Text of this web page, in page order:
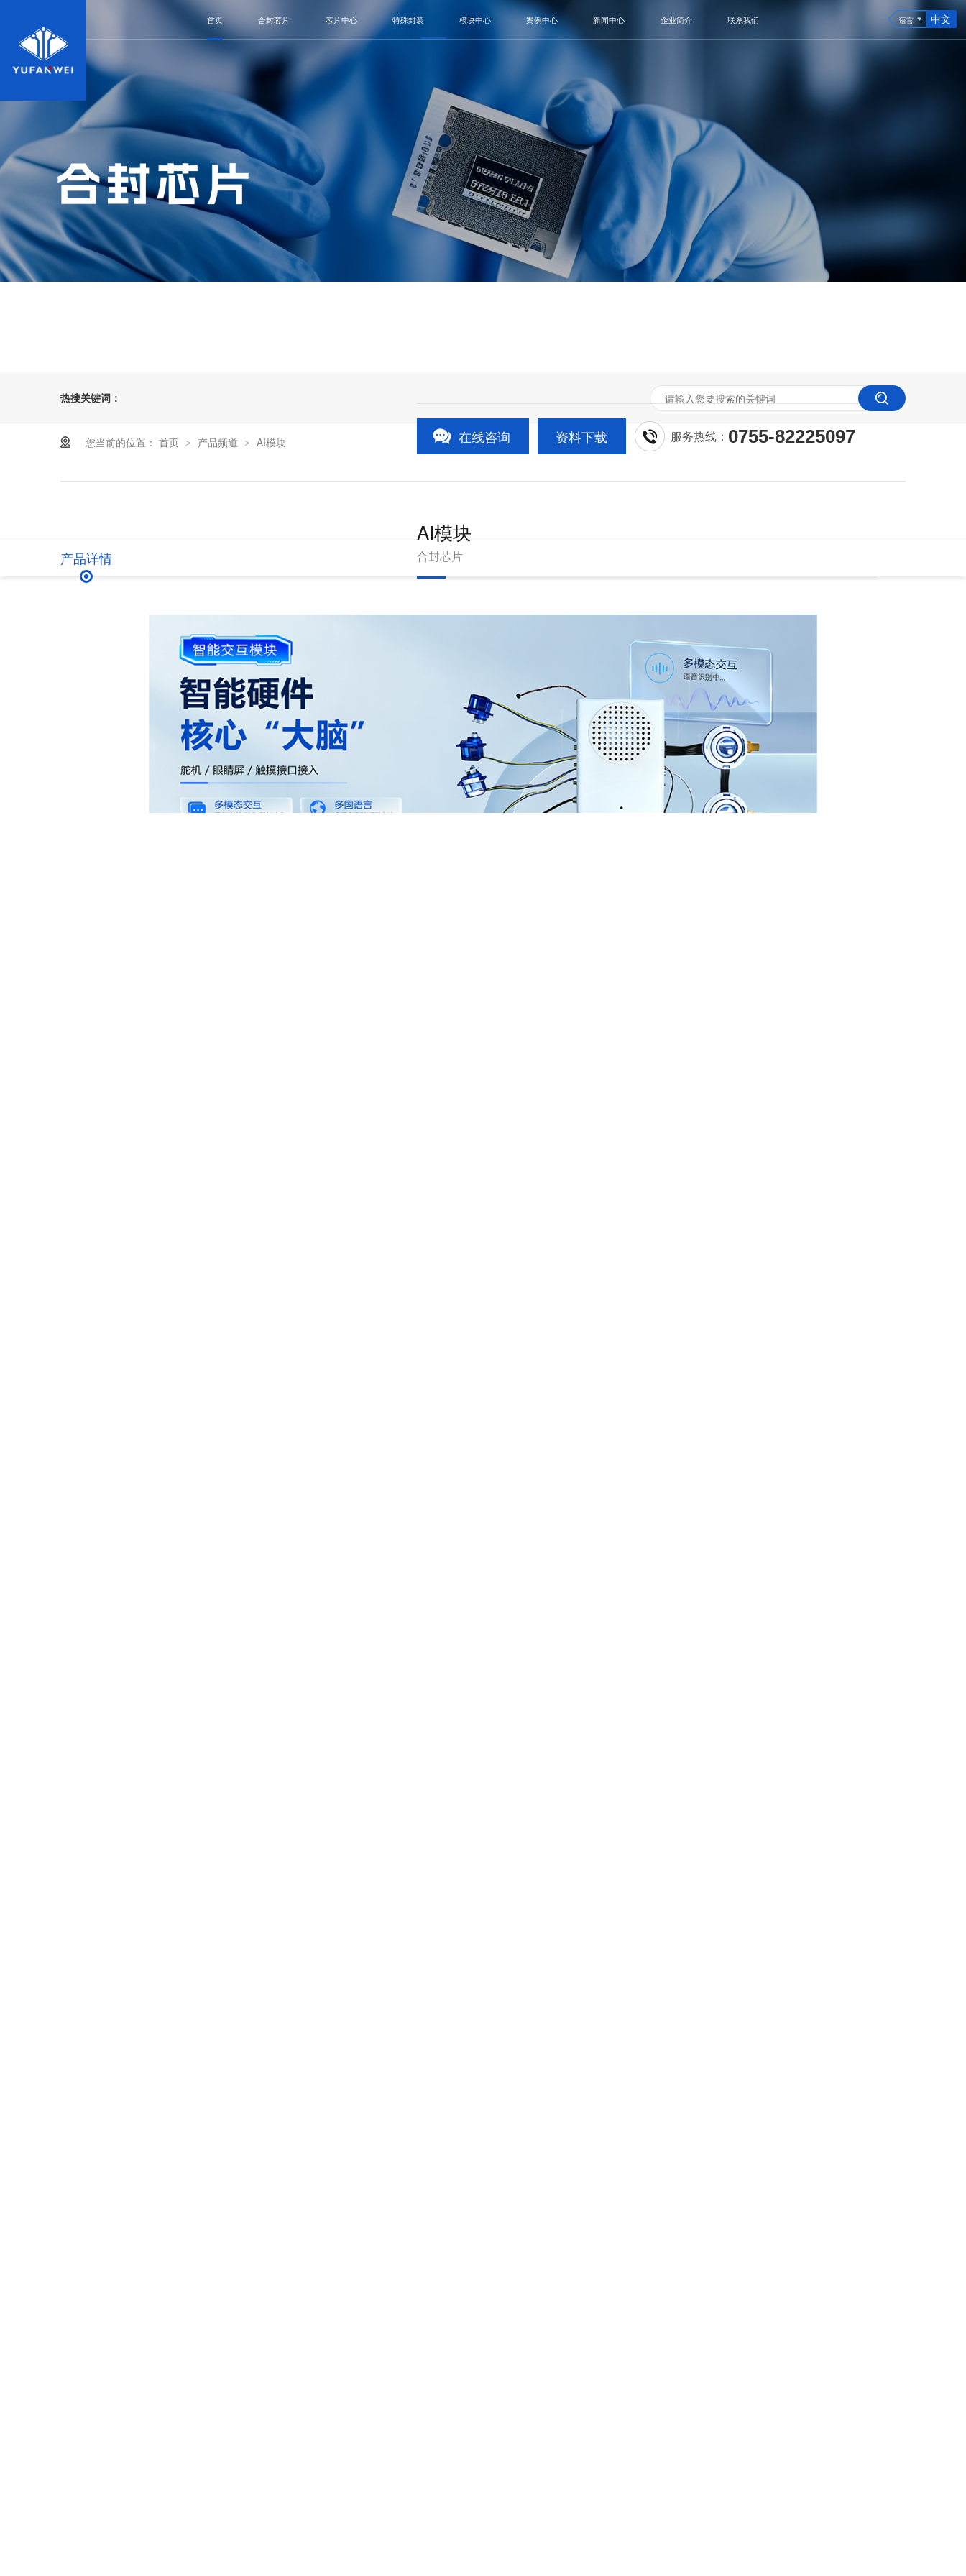
语言 中文
首页 合封芯片 芯片中心 特殊封装 模块中心 案例中心 新闻中心 企业简介 联系我们
热搜关键词：
您当前的位置： 首页 > 产品频道 > AI模块
AI模块
合封芯片
在线咨询 资料下载 服务热线： 0755-82225097
产品详情